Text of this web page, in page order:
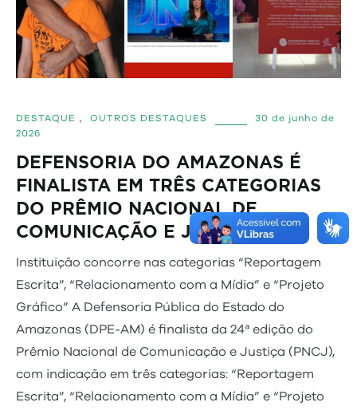
DESTAQUE , OUTROS DESTAQUES
30 de junho de
2026
DEFENSORIA DO AMAZONAS É
FINALISTA EM TRÊS CATEGORIAS
DO PRÊMIO NACIONAL DE
COMUNICAÇÃO E JUSTIÇA 2026
Instituição concorre nas categorias “Reportagem
Escrita”, “Relacionamento com a Mídia” e “Projeto
Gráfico” A Defensoria Pública do Estado do
Amazonas (DPE-AM) é finalista da 24ª edição do
Prêmio Nacional de Comunicação e Justiça (PNCJ),
com indicação em três categorias: “Reportagem
Escrita”, “Relacionamento com a Mídia” e “Projeto